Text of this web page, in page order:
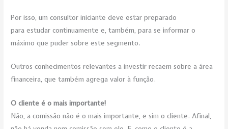
Por isso, um consultor iniciante deve estar preparado
para estudar continuamente e, também, para se informar o
máximo que puder sobre este segmento.
Outros conhecimentos relevantes a investir recaem sobre a área
financeira, que também agrega valor à função.
O cliente é o mais importante!
Não, a comissão não é o mais importante, e sim o cliente. Afinal,